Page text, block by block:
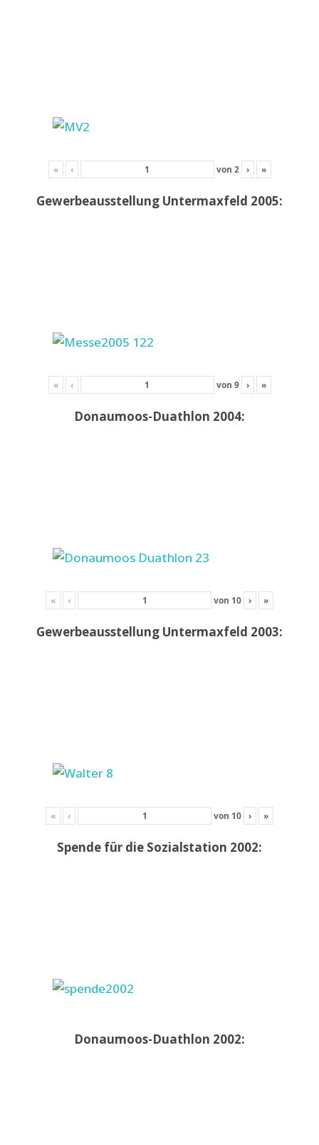
« ‹ von 2 › »
Gewerbeausstellung Untermaxfeld 2005:
« ‹ von 9 › »
Donaumoos-Duathlon 2004:
« ‹ von 10 › »
Gewerbeausstellung Untermaxfeld 2003:
« ‹ von 10 › »
Spende für die Sozialstation 2002:
Donaumoos-Duathlon 2002: